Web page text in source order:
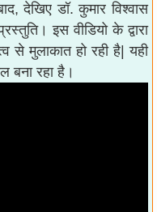
देखिए डॉ. कुमार विश्वास
इस वीडियो के द्वारा
से मुलाकात हो रही है| यही
बना रहा है।